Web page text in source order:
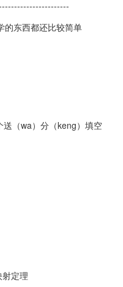
的东西都还比较简单
（wa）分（keng）填空
定理